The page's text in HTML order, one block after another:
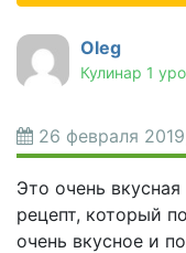
Oleg
Кулинар 1
26 февраля
Это очень
рецепт, который
очень вкусное и